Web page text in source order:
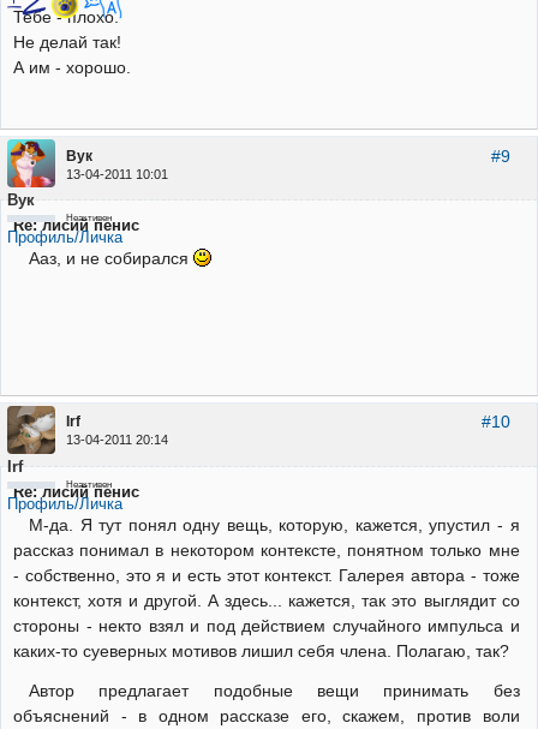
Тебе - плохо.
Не делай так!
А им - хорошо.
#9
Вук
13-04-2011 10:01
Вук
Неактивен
Профиль/Личка
Re: лисий пенис
Ааз, и не собирался
#10
Irf
13-04-2011 20:14
Irf
Неактивен
Профиль/Личка
Re: лисий пенис
М-да. Я тут понял одну вещь, которую, кажется, упустил - я
рассказ понимал в некотором контексте, понятном только мне
- собственно, это я и есть этот контекст. Галерея автора - тоже
контекст, хотя и другой. А здесь... кажется, так это выглядит со
стороны - некто взял и под действием случайного импульса и
каких-то суеверных мотивов лишил себя члена. Полагаю, так?
Автор предлагает подобные вещи принимать без
объяснений - в одном рассказе его, скажем, против воли